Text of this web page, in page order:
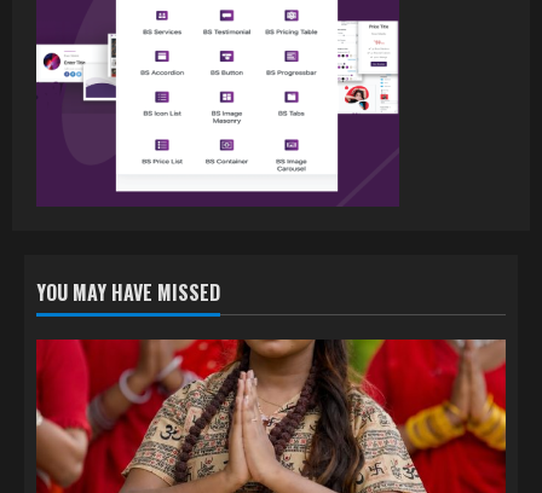
नेहा म्यूजिक वर्ल्ड पर रिलीज हुआ भोजपुरी गीत
जिंदगी जियल छोड़ देहब, दर्शकों का मिल रहा भरपूर
प्यार
July 6, 2026
YOU MAY HAVE MISSED